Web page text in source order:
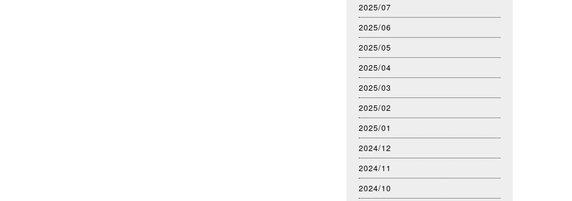
2025/07
2025/06
2025/05
2025/04
2025/03
2025/02
2025/01
2024/12
2024/11
2024/10